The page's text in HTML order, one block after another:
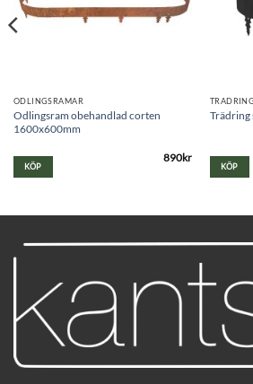
ODLINGSRAMAR
Odlingsram obehandlad corten
1600x600mm
890kr
KÖP
Trädring
KÖP